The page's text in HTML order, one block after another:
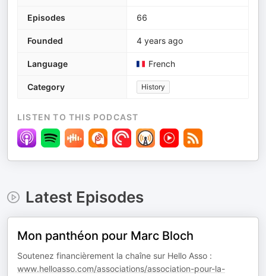
Episodes 66
Founded 4 years ago
Language French
Category History
LISTEN TO THIS PODCAST
Latest Episodes
Mon panthéon pour Marc Bloch
Soutenez financièrement la chaîne sur Hello Asso :
www.helloasso.com/associations/association-pour-la-